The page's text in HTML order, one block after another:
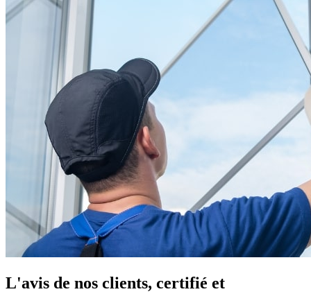
L'avis de nos clients, certifié et